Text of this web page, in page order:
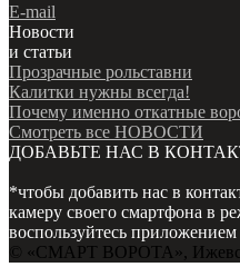
E-mail
Новости
и статьи
Прозрачные рольставни
Калитки нужны всегда!
Почему именно откатные
Смотреть все НОВОСТИ
ДОБАВЬТЕ НАС В
*чтобы добавить нас в
камеру своего смартфона в
воспользуйтесь
© «СМАРТ ВОРОТА»,